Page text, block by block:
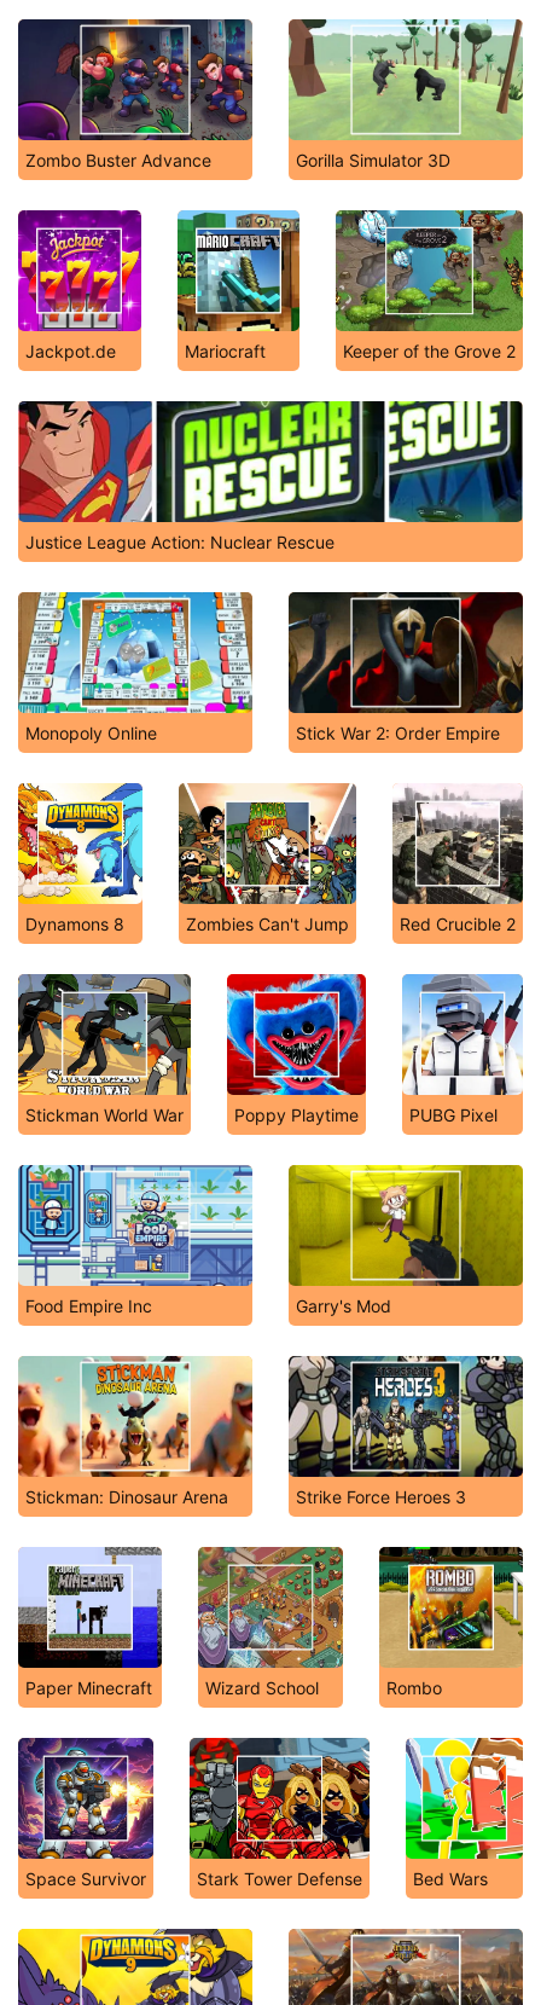
Zombo Buster Advance Gorilla Simulator 3D
Jackpot.de Mariocraft Keeper of the Grove 2
Justice League Action: Nuclear Rescue
Monopoly Online Stick War 2: Order Empire
Dynamons 8 Zombies Can't Jump Red Crucible 2
Stickman World War Poppy Playtime PUBG Pixel
Food Empire Inc Garry's Mod
Stickman: Dinosaur Arena Strike Force Heroes 3
Paper Minecraft Wizard School Rombo
Space Survivor Stark Tower Defense Bed Wars